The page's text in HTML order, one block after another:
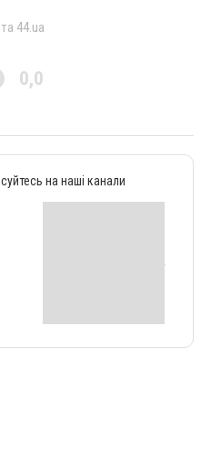
44.ua
0,0
на наші канали